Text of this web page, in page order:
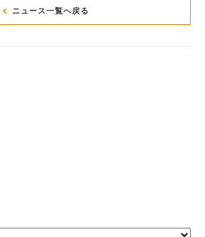
ニュース一覧へ戻る